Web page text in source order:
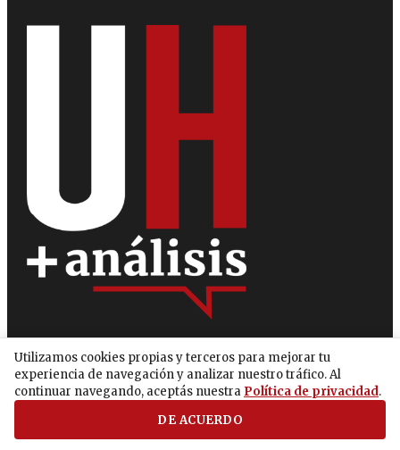
Utilizamos cookies propias y terceros para mejorar tu
experiencia de navegación y analizar nuestro tráfico. Al
continuar navegando, aceptás nuestra Política de privacidad.
DE ACUERDO
Secciones
Nacionales
Anuncie con nosotros
Brand Voice
Empresariales